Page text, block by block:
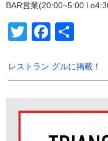
BAR営業(20:00~5:00
Twitter
レストラン グルに掲載！